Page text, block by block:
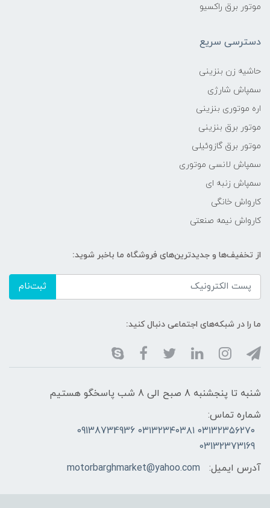
موتور برق راکسیو
دسترسی سریع
حاشیه زن بنزینی
سمپاش شارژی
اره موتوری بنزینی
موتور برق بنزینی
موتور برق گازوئیلی
سمپاش لانسی موتوری
سمپاش زنبه ای
کارواش خانگی
کارواش نیمه صنعتی
از تخفیف‌ها و جدیدترین‌های فروشگاه ما باخبر شوید:
ثبت‌نام
ما را در شبکه‌های اجتماعی دنبال کنید:
شنبه تا پنجشنبه 8 صبح الی 8 شب پاسخگو هستیم
شماره تماس:
۰۳۱۳۲۳۵۶۲۷۰ ۰۳۱۳۲۳۴۰۳۸۱ 09138734936
03132373169
آدرس ایمیل:
motorbarghmarket@yahoo.com